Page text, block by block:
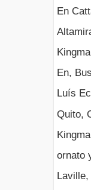
En
En,
Luís
Quito,
ornato